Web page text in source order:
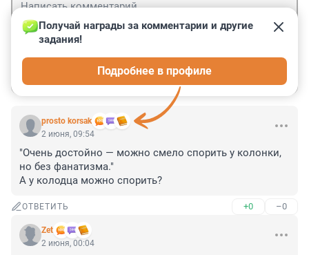
prosto korsak
Получай награды за комментарии и другие
задания!
Подробнее в профиле
2 июня, 09:54
"Очень достойно — можно смело спорить у колонки,
но без фанатизма."
А у колодца можно спорить?
ОТВЕТИТЬ +0 –0
Zet
2 июня, 00:04